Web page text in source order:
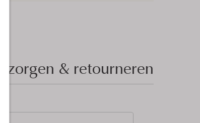
Bezorgen & retourneren